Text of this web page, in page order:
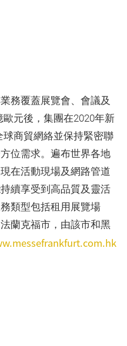
務覆蓋展覽會、會議及
元後，集團在2020年新
商貿網絡並保持緊密聯
位需求。遍布世界各地
在活動現場及網路管道
續享受到高品質及靈活
類型包括租用展覽場
蘭克福市，由該市和黑